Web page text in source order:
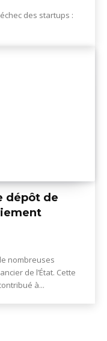
des startups :
dépôt de
nombreuses
de l’État. Cette
à...